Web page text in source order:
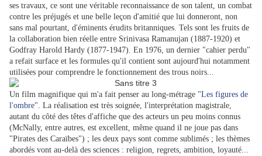
ses travaux, ce sont une véritable reconnaissance de son talent, un combat
contre les préjugés et une belle leçon d'amitié que lui donneront, non
sans mal pourtant, d'éminents érudits britanniques. Tels sont les fruits de
la collaboration bien réelle entre Srinivasa Ramanujan (1887-1920) et
Godfray Harold Hardy (1877-1947). En 1976, un dernier "cahier perdu"
a refait surface et les formules qu'il contient sont aujourd'hui notamment
utilisées pour comprendre le fonctionnement des trous noirs...
Un film magnifique qui m'a fait penser au long-métrage "Les figures de
l'ombre". La réalisation est très soignée, l'interprétation magistrale,
autant du côté des têtes d'affiche que des acteurs un peu moins connus
(McNally, entre autres, est excellent, même quand il ne joue pas dans
"Pirates des Caraïbes") ; les deux pays sont comme sublimés ; les thèmes
abordés vont au-delà des sciences : religion, regrets, ambition, loyauté...